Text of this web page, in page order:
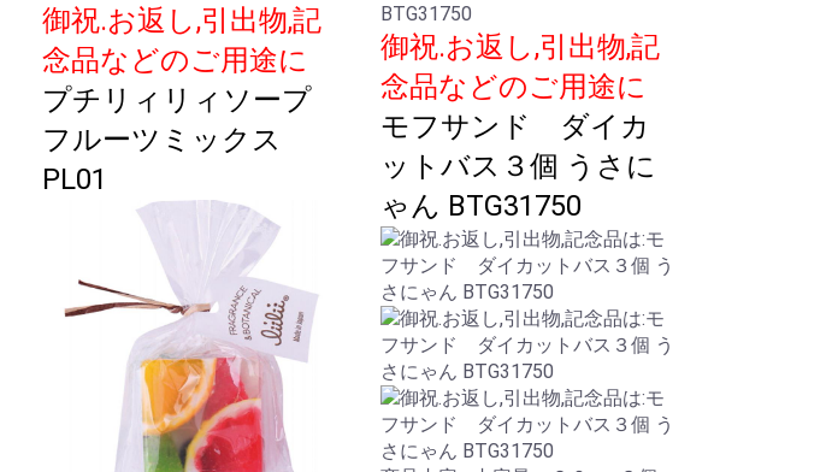
御祝.お返し,引出物,記
念品などのご用途に
プチリィリィソープ
フルーツミックス
PL01
BTG31750
御祝.お返し,引出物,記
念品などのご用途に
モフサンド ダイカ
ットバス３個 うさに
ゃん BTG31750